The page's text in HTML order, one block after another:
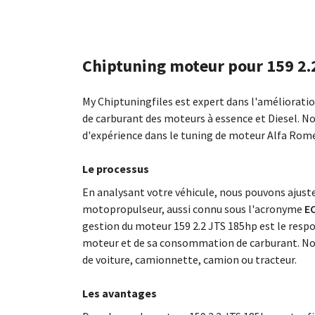
Chiptuning moteur pour 159
My Chiptuningfiles est expert dans
de carburant des moteurs à essence et Diesel.
d'expérience dans le tuning de moteur Alfa
Le processus
En analysant votre véhicule, nous pouvons
motopropulseur, aussi connu sous l'acronyme
gestion du moteur 159 2.2 JTS 185hp est le
moteur et de sa consommation de carburant.
de voiture, camionnette, camion ou tracteur.
Les avantages